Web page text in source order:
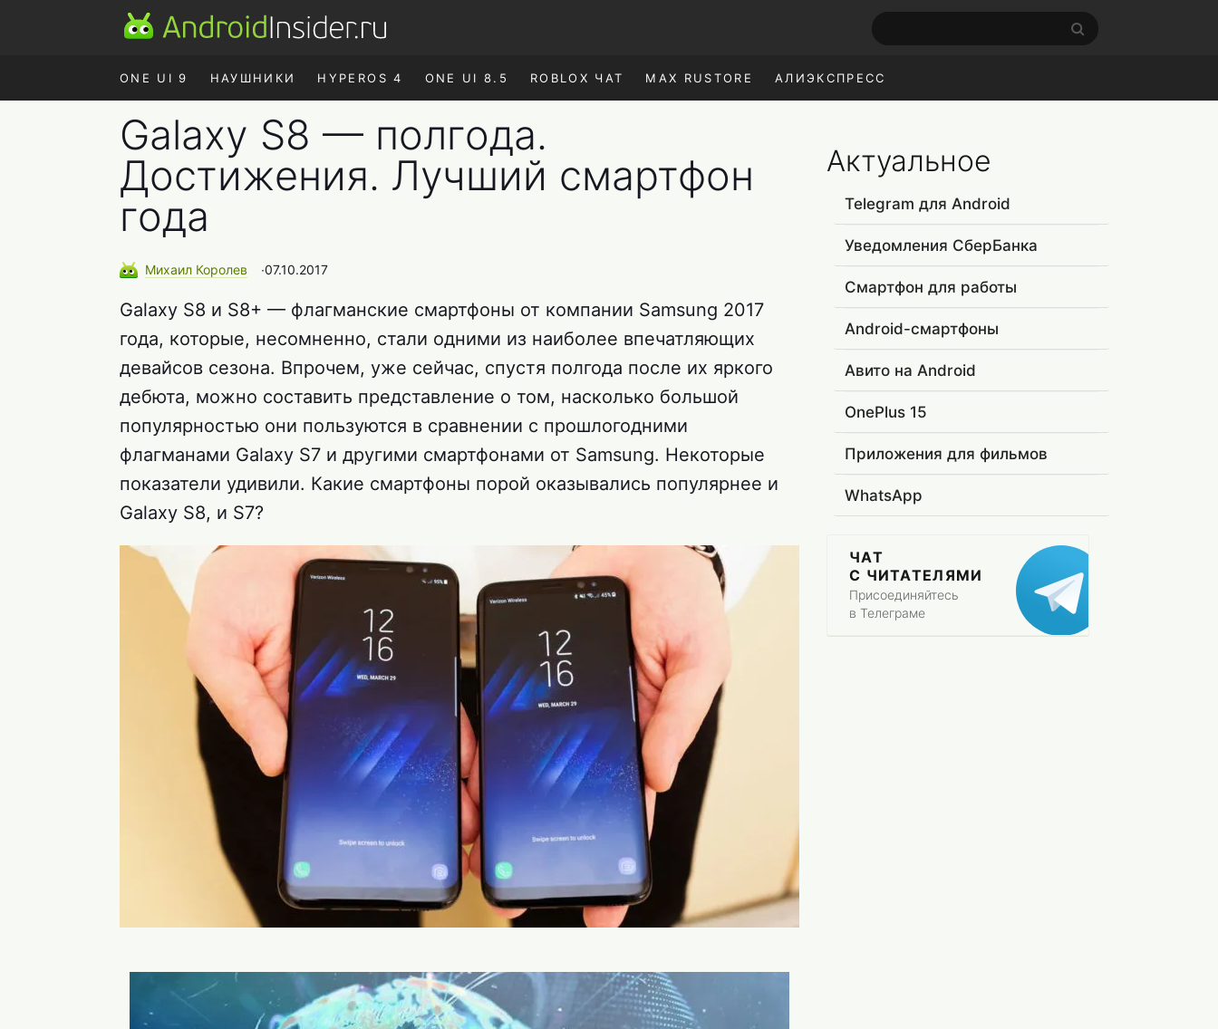
ONE UI 9 НАУШНИКИ HYPEROS 4 ONE UI 8.5 ROBLOX ЧАТ MAX RUSTORE АЛИЭКСПРЕСС
Galaxy S8 — полгода.
Достижения. Лучший смартфон
года
Михаил Королев ∙07.10.2017
Galaxy S8 и S8+ — флагманские смартфоны от компании Samsung 2017
года, которые, несомненно, стали одними из наиболее впечатляющих
девайсов сезона. Впрочем, уже сейчас, спустя полгода после их яркого
дебюта, можно составить представление о том, насколько большой
популярностью они пользуются в сравнении с прошлогодними
флагманами Galaxy S7 и другими смартфонами от Samsung. Некоторые
показатели удивили. Какие смартфоны порой оказывались популярнее и
Galaxy S8, и S7?
Актуальное
Telegram для Android
Уведомления СберБанка
Смартфон для работы
Android-смартфоны
Авито на Android
OnePlus 15
Приложения для фильмов
WhatsApp
ЧАТ
С ЧИТАТЕЛЯМИ
Присоединяйтесь
в Телеграме